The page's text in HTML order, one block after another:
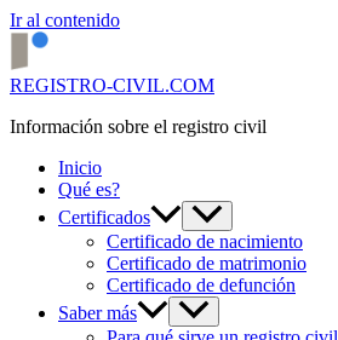
Ir al contenido
REGISTRO-CIVIL.COM
Información sobre el registro civil
Inicio
Qué es?
Certificados
Certificado de nacimiento
Certificado de matrimonio
Certificado de defunción
Saber más